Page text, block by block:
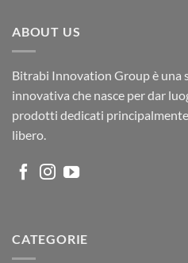
ABOUT US
Bitrabi Innovation Group è una
innovativa che nasce per dar
prodotti dedicati
libero.
CATEGORIE